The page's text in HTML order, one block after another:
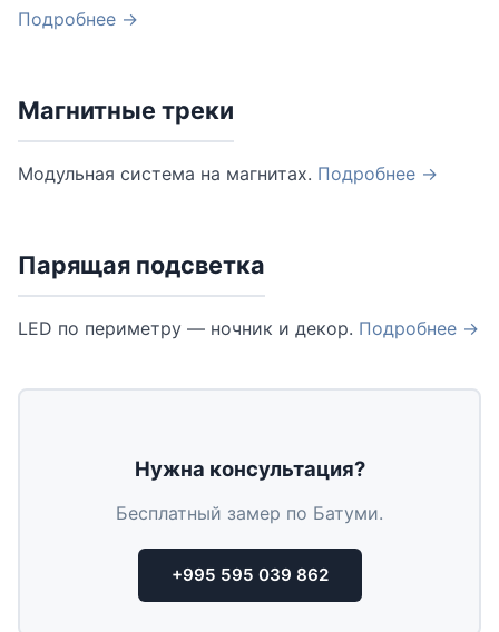
Подробнее →
Магнитные треки
Модульная система на магнитах. Подробнее →
Парящая подсветка
LED по периметру — ночник и декор. Подробнее →
Нужна консультация?
Бесплатный замер по Батуми.
+995 595 039 862